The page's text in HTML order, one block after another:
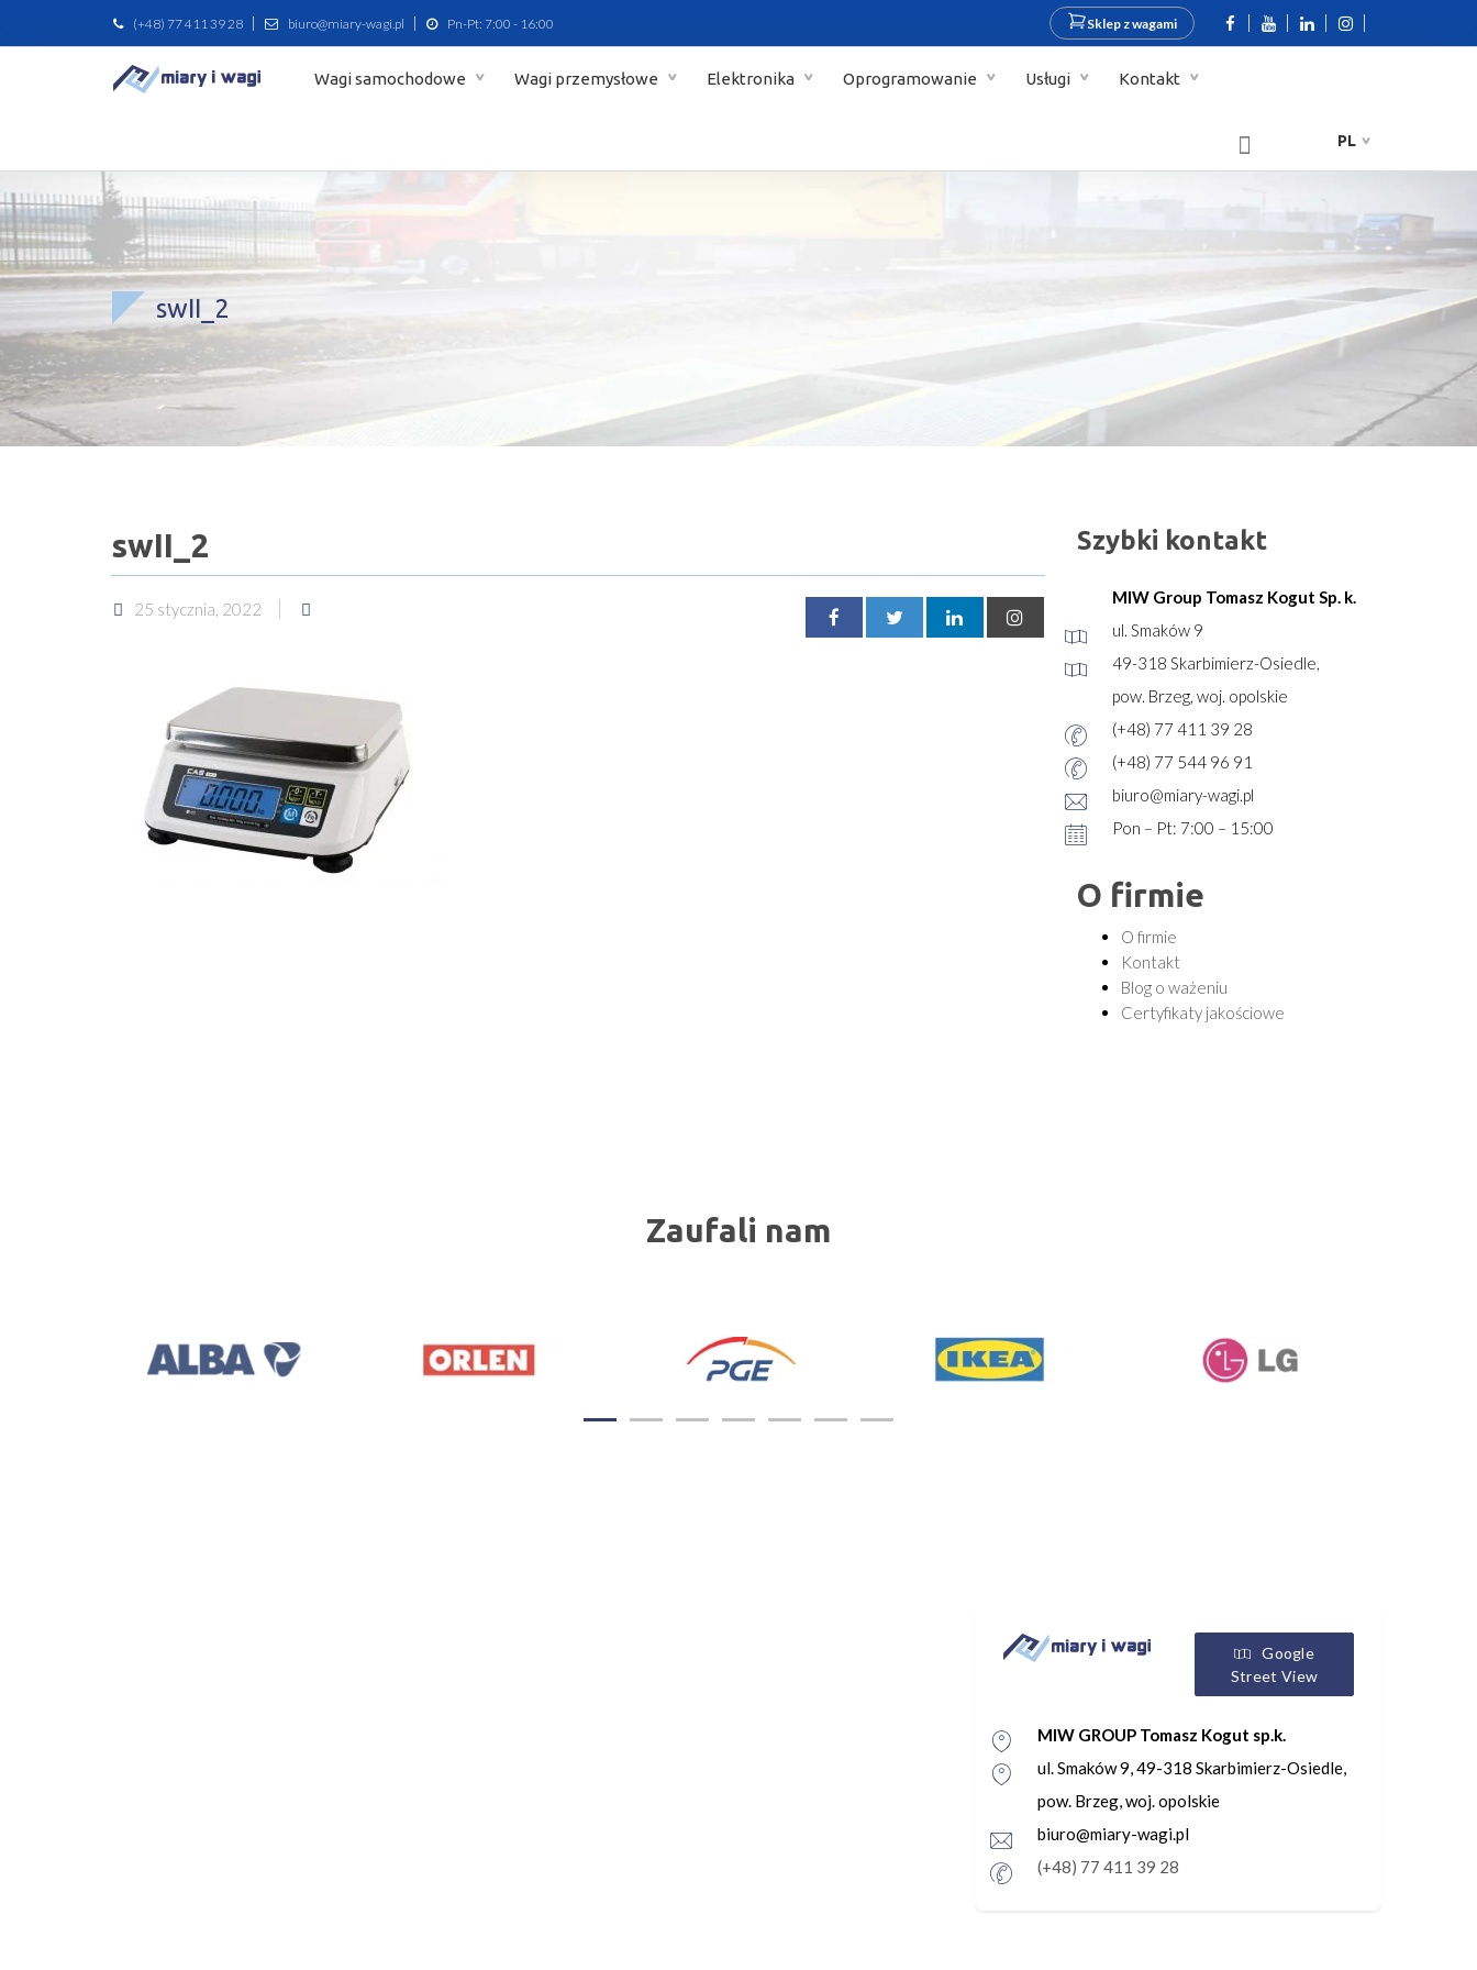
(+48) 77 411 39 28 biuro@miary-wagi.pl Pn-Pt: 7:00 - 16:00 Sklep z wagami
Wagi samochodowe Wagi przemysłowe Elektronika Oprogramowanie Usługi Kontakt
PL
swII_2
swII_2
25 stycznia, 2022
Szybki kontakt
MIW Group Tomasz Kogut Sp. k.
ul. Smaków 9
49-318 Skarbimierz-Osiedle,
pow. Brzeg, woj. opolskie
(+48) 77 411 39 28
(+48) 77 544 96 91
biuro@miary-wagi.pl
Pon – Pt: 7:00 – 15:00
O firmie
O firmie
Kontakt
Blog o ważeniu
Certyfikaty jakościowe
Zaufali nam
Google
Street View
MIW GROUP Tomasz Kogut sp.k.
ul. Smaków 9, 49-318 Skarbimierz-Osiedle,
pow. Brzeg, woj. opolskie
biuro@miary-wagi.pl
(+48) 77 411 39 28